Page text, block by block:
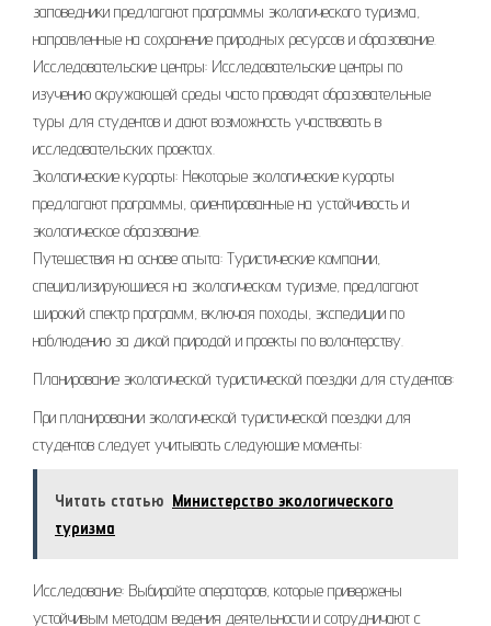
заповедники предлагают программы экологического туризма,
направленные на сохранение природных ресурсов и образование.
Исследовательские центры: Исследовательские центры по
изучению окружающей среды часто проводят образовательные
туры для студентов и дают возможность участвовать в
исследовательских проектах.
Экологические курорты: Некоторые экологические курорты
предлагают программы, ориентированные на устойчивость и
экологическое образование.
Путешествия на основе опыта: Туристические компании,
специализирующиеся на экологическом туризме, предлагают
широкий спектр программ, включая походы, экспедиции по
наблюдению за дикой природой и проекты по волонтерству.
Планирование экологической туристической поездки для студентов:
При планировании экологической туристической поездки для
студентов следует учитывать следующие моменты:
Читать статью Министерство экологического
туризма
Исследование: Выбирайте операторов, которые привержены
устойчивым методам ведения деятельности и сотрудничают с